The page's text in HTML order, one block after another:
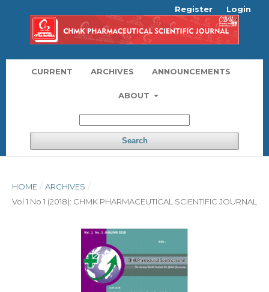
CURRENT ARCHIVES ANNOUNCEMENTS
ABOUT
Search
Register Login
HOME / ARCHIVES /
Vol 1 No 1 (2018): CHMK PHARMACEUTICAL SCIENTIFIC JOURNAL